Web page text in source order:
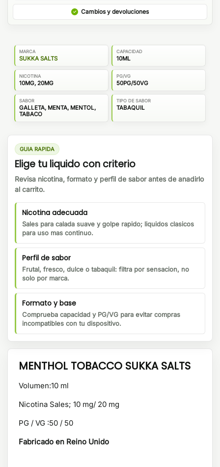
Cambios y devoluciones
MARCA
SUKKA SALTS
CAPACIDAD
10ML
NICOTINA
10MG, 20MG
PG/VG
50PG/50VG
SABOR
GALLETA, MENTA, MENTOL,
TABACO
TIPO DE SABOR
TABAQUIL
GUIA RAPIDA
Elige tu liquido con criterio
Revisa nicotina, formato y perfil de sabor antes de anadirlo
al carrito.
Nicotina adecuada
Sales para calada suave y golpe rapido; liquidos clasicos
para uso mas continuo.
Perfil de sabor
Frutal, fresco, dulce o tabaquil: filtra por sensacion, no
solo por marca.
Formato y base
Comprueba capacidad y PG/VG para evitar compras
incompatibles con tu dispositivo.
MENTHOL TOBACCO SUKKA SALTS
Volumen:10 ml
Nicotina Sales; 10 mg/ 20 mg
PG / VG :50 / 50
Fabricado en Reino Unido